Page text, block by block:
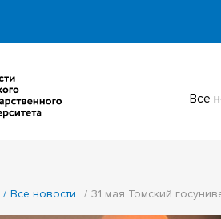
Все
Все новости 31 мая Томский